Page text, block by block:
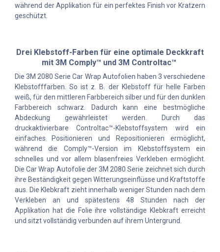
während der Applikation für ein perfektes Finish vor Kratzern
geschützt.
Drei Klebstoff-Farben für eine optimale Deckkraft
mit 3M Comply™ und 3M Controltac™
Die 3M 2080 Serie Car Wrap Autofolien haben 3 verschiedene
Klebstofffarben. So ist z. B. der Klebstoff für helle Farben
weiß, für den mittleren Farbbereich silber und für den dunklen
Farbbereich schwarz. Dadurch kann eine bestmögliche
Abdeckung gewährleistet werden. Durch das
druckaktivierbare Controltac™-Klebstoffsystem wird ein
einfaches Positionieren und Repositionieren ermöglicht,
während die Comply™-Version im Klebstoffsystem ein
schnelles und vor allem blasenfreies Verkleben ermöglicht.
Die Car Wrap Autofolie der 3M 2080 Serie zeichnet sich durch
ihre Beständigkeit gegen Witterungseinflüsse und Kraftstoffe
aus. Die Klebkraft zieht innerhalb weniger Stunden nach dem
Verkleben an und spätestens 48 Stunden nach der
Applikation hat die Folie ihre vollständige Klebkraft erreicht
und sitzt vollständig verbunden auf ihrem Untergrund.